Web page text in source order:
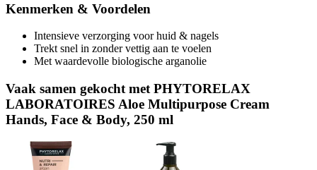
Kenmerken & Voordelen
Intensieve verzorging voor huid & nagels
Trekt snel in zonder vettig aan te voelen
Met waardevolle biologische arganolie
Vaak samen gekocht met PHYTORELAX
LABORATOIRES Aloe Multipurpose Cream
Hands, Face & Body, 250 ml